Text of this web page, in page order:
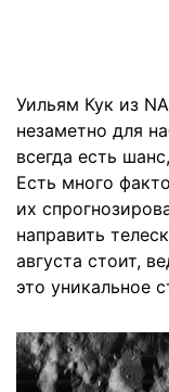
Уильям Кук из
незаметно для
всегда есть
Есть много
их
направить
августа стоит,
это уникальное